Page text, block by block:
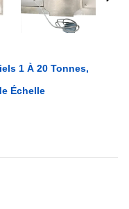
1 À 20 Tonnes,
Échelle